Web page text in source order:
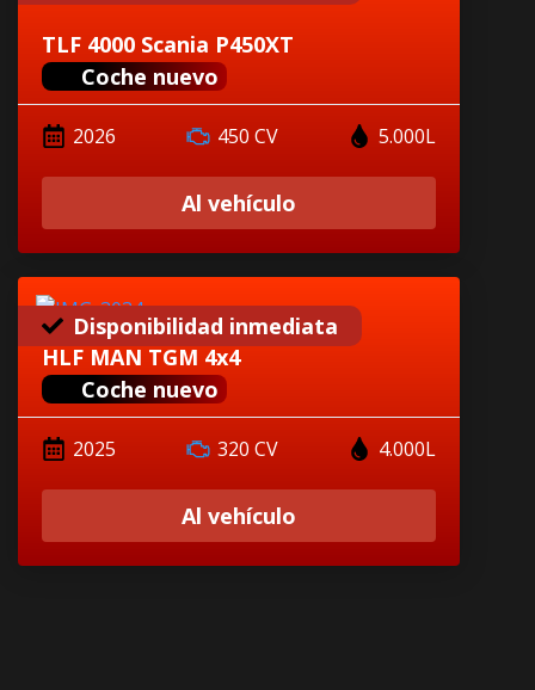
TLF 4000 Scania P450XT
Coche nuevo
2026 450 CV 5.000L
Al vehículo
HLF MAN TGM 4x4
Coche nuevo
2025 320 CV 4.000L
Al vehículo
Disponibilidad inmediata